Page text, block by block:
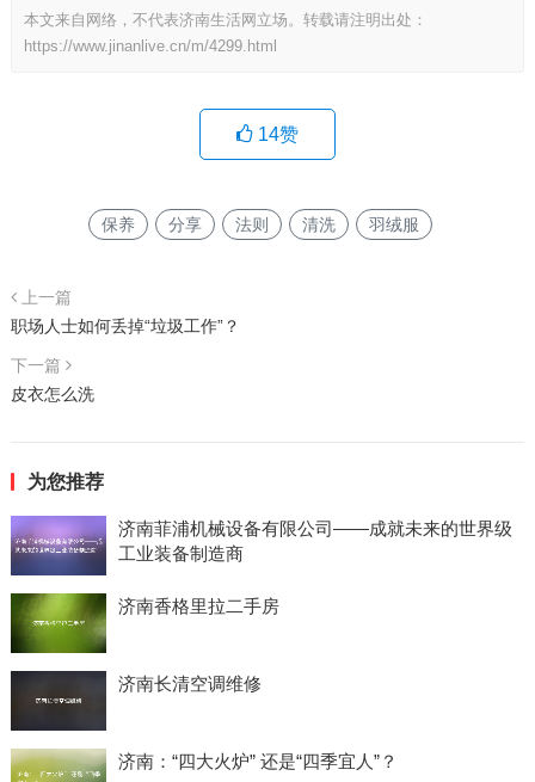
本文来自网络，不代表济南生活网立场。转载请注明出处：
https://www.jinanlive.cn/m/4299.html
14赞
保养 分享 法则 清洗 羽绒服
上一篇
职场人士如何丢掉“垃圾工作”？
下一篇
皮衣怎么洗
为您推荐
济南菲浦机械设备有限公司——成就未来的世界级
工业装备制造商
济南香格里拉二手房
济南长清空调维修
济南：“四大火炉” 还是“四季宜人”？